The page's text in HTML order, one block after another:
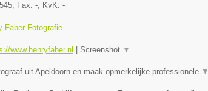
, Fax: -, KvK: -
Faber Fotografie
www.henryfaber.nl Screenshot ▼
uit Apeldoorn en maak opmerkelijke professionele ▼